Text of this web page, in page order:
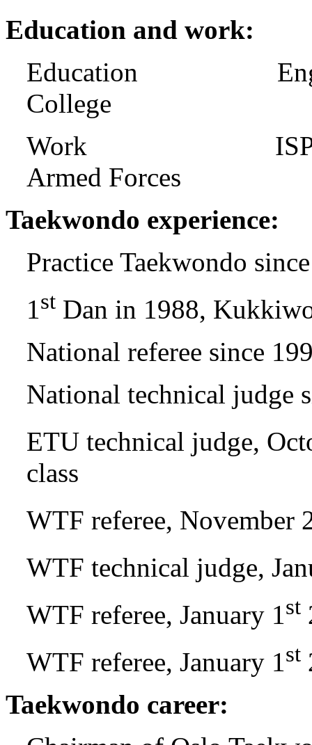
Education and work:
Education
College
Work ISP -
Armed Forces
Taekwondo experience:
Practice Taekwondo
1st Dan in 1988,
National referee since
National technical judge
ETU technical judge,
class
WTF referee, November
WTF technical judge,
WTF referee, January 1st
WTF referee, January 1st
Taekwondo career: